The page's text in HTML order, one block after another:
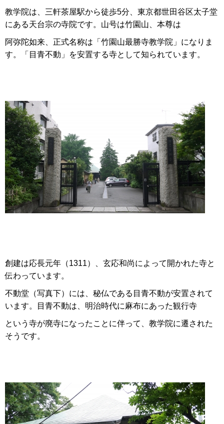
教学院は、三軒茶屋駅から徒歩5分、東京都世田谷区太子堂
にある天台宗の寺院です。山号は竹園山、本尊は
阿弥陀如来、正式名称は「竹園山最勝寺教学院」になりま
す。「目青不動」を安置する寺として知られています。
創建は応長元年（1311）、玄応和尚によって開かれた寺と
伝わっています。
不動堂（写真下）には、秘仏である目青不動が安置されて
います。目青不動は、明治時代に麻布にあった観行寺
という寺が廃寺になったことに伴って、教学院に遷された
そうです。